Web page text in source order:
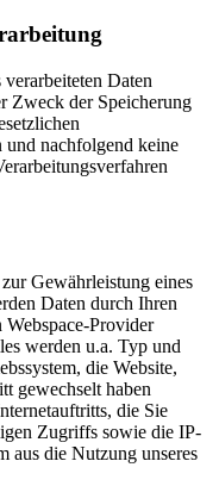
Daten
Zweck der Speicherung
und nachfolgend keine
Gewährleistung eines
Daten durch Ihren
Provider
werden u.a. Typ und
die Website,
gewechselt haben
die Sie
Zugriffs sowie die IP-
aus die Nutzung unseres